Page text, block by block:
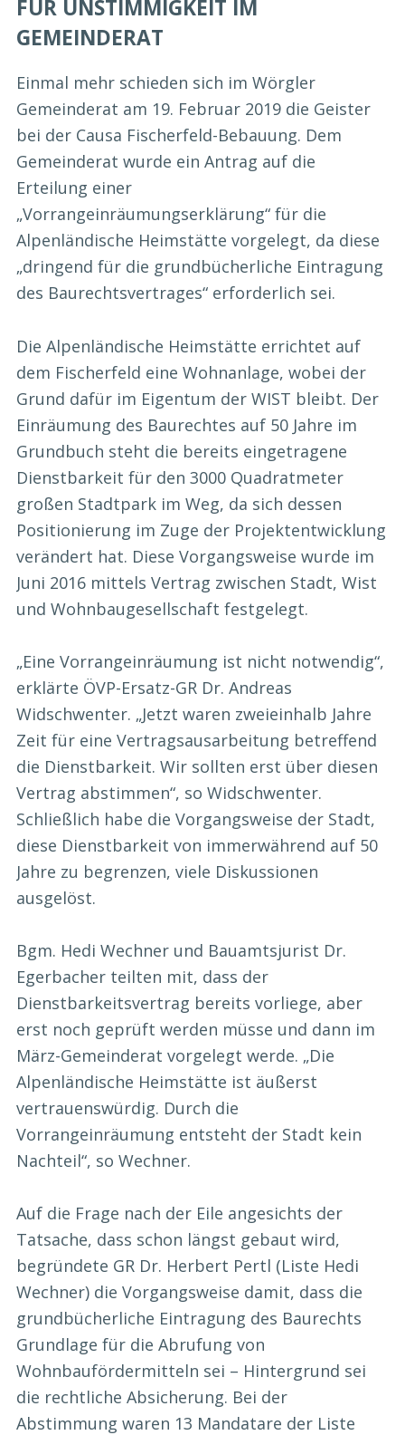
FÜR UNSTIMMIGKEIT IM
GEMEINDERAT
Einmal mehr schieden sich im Wörgler
Gemeinderat am 19. Februar 2019 die Geister
bei der Causa Fischerfeld-Bebauung. Dem
Gemeinderat wurde ein Antrag auf die
Erteilung einer
„Vorrangeinräumungserklärung“ für die
Alpenländische Heimstätte vorgelegt, da diese
„dringend für die grundbücherliche Eintragung
des Baurechtsvertrages“ erforderlich sei.
Die Alpenländische Heimstätte errichtet auf
dem Fischerfeld eine Wohnanlage, wobei der
Grund dafür im Eigentum der WIST bleibt. Der
Einräumung des Baurechtes auf 50 Jahre im
Grundbuch steht die bereits eingetragene
Dienstbarkeit für den 3000 Quadratmeter
großen Stadtpark im Weg, da sich dessen
Positionierung im Zuge der Projektentwicklung
verändert hat. Diese Vorgangsweise wurde im
Juni 2016 mittels Vertrag zwischen Stadt, Wist
und Wohnbaugesellschaft festgelegt.
„Eine Vorrangeinräumung ist nicht notwendig“,
erklärte ÖVP-Ersatz-GR Dr. Andreas
Widschwenter. „Jetzt waren zweieinhalb Jahre
Zeit für eine Vertragsausarbeitung betreffend
die Dienstbarkeit. Wir sollten erst über diesen
Vertrag abstimmen“, so Widschwenter.
Schließlich habe die Vorgangsweise der Stadt,
diese Dienstbarkeit von immerwährend auf 50
Jahre zu begrenzen, viele Diskussionen
ausgelöst.
Bgm. Hedi Wechner und Bauamtsjurist Dr.
Egerbacher teilten mit, dass der
Dienstbarkeitsvertrag bereits vorliege, aber
erst noch geprüft werden müsse und dann im
März-Gemeinderat vorgelegt werde. „Die
Alpenländische Heimstätte ist äußerst
vertrauenswürdig. Durch die
Vorrangeinräumung entsteht der Stadt kein
Nachteil“, so Wechner.
Auf die Frage nach der Eile angesichts der
Tatsache, dass schon längst gebaut wird,
begründete GR Dr. Herbert Pertl (Liste Hedi
Wechner) die Vorgangsweise damit, dass die
grundbücherliche Eintragung des Baurechts
Grundlage für die Abrufung von
Wohnbaufördermitteln sei – Hintergrund sei
die rechtliche Absicherung. Bei der
Abstimmung waren 13 Mandatare der Liste